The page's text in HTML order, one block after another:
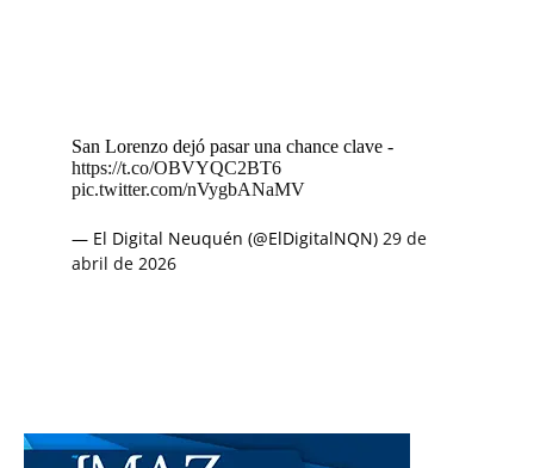
San Lorenzo dejó pasar una chance clave -
https://t.co/OBVYQC2BT6
pic.twitter.com/nVygbANaMV
— El Digital Neuquén (@ElDigitalNQN) 29 de
abril de 2026